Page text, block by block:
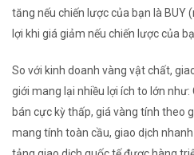
tăng nếu chiến lược của bạn là
lợi khi giá giảm nếu chiến lược của
So với kinh doanh vàng vật chất,
giới mang lại nhiều lợi ích to lớn
bán cực kỳ thấp, giá vàng tính theo
mang tính toàn cầu, giao dịch